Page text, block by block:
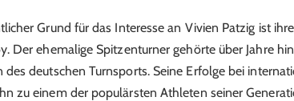
Grund für das Interesse an Vivien Patzig ist
Der ehemalige Spitzenturner gehörte über Jahre
des deutschen Turnsports. Seine Erfolge bei
zu einem der populärsten Athleten seiner